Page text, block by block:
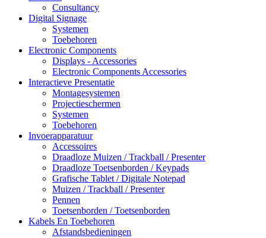
Consultancy
Digital Signage
Systemen
Toebehoren
Electronic Components
Displays - Accessories
Electronic Components Accessories
Interactieve Presentatie
Montagesystemen
Projectieschermen
Systemen
Toebehoren
Invoerapparatuur
Accessoires
Draadloze Muizen / Trackball / Presenter
Draadloze Toetsenborden / Keypads
Grafische Tablet / Digitale Notepad
Muizen / Trackball / Presenter
Pennen
Toetsenborden / Toetsenborden
Kabels En Toebehoren
Afstandsbedieningen